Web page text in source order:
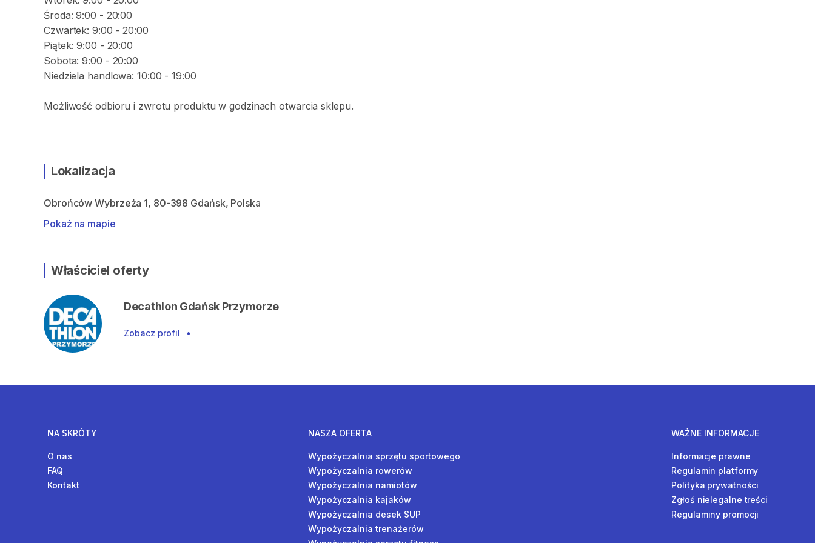
Środa: 9:00 - 20:00
Czwartek: 9:00 - 20:00
Piątek: 9:00 - 20:00
Sobota: 9:00 - 20:00
Niedziela handlowa: 10:00 - 19:00
Możliwość odbioru i zwrotu produktu w godzinach otwarcia sklepu.
Lokalizacja
Obrońców Wybrzeża 1, 80-398 Gdańsk, Polska
Pokaż na mapie
Właściciel oferty
Decathlon Gdańsk Przymorze
Zobacz profil •
NA SKRÓTY
O nas
FAQ
Kontakt
NASZA OFERTA
Wypożyczalnia sprzętu sportowego
Wypożyczalnia rowerów
Wypożyczalnia namiotów
Wypożyczalnia kajaków
Wypożyczalnia desek SUP
Wypożyczalnia trenażerów
WAŻNE INFORMACJE
Informacje prawne
Regulamin platformy
Polityka prywatności
Zgłoś nielegalne treści
Regulaminy promocji